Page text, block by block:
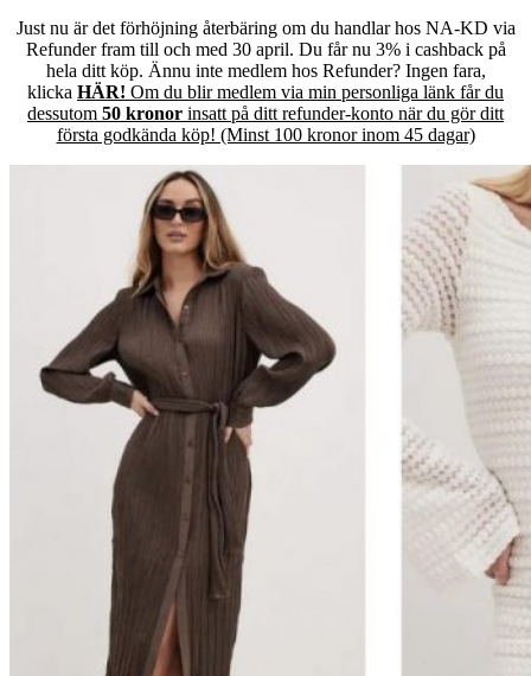
Just nu är det förhöjning återbäring om du handlar hos NA-KD via
Refunder fram till och med 30 april. Du får nu 3% i cashback på
hela ditt köp. Ännu inte medlem hos Refunder? Ingen fara,
klicka HÄR! Om du blir medlem via min personliga länk får du
dessutom 50 kronor insatt på ditt refunder-konto när du gör ditt
första godkända köp! (Minst 100 kronor inom 45 dagar)